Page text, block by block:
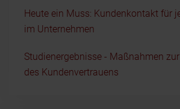
Heute ein Muss: Kundenkontakt für
im Unternehmen
Studienergebnisse - Maßnahmen
des Kundenvertrauens